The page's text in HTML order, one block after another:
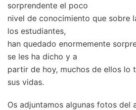
sorprendente el poco
nivel de conocimiento que sobre
los estudiantes,
han quedado enormemente
se les ha dicho y a
partir de hoy, muchos de ellos lo
sus vidas.
Os adjuntamos algunas fotos del